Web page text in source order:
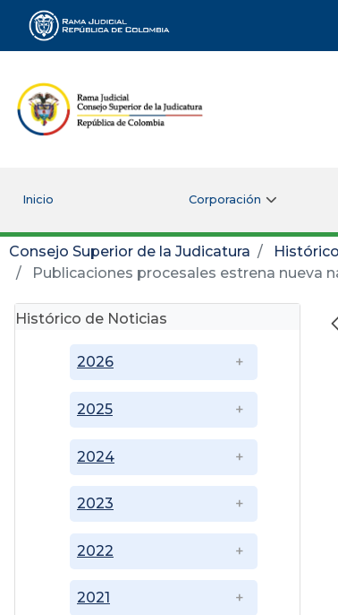
Rama Judicial
Inicio Corporación
Consejo Superior de la Judicatura
Publicaciones procesales estrena nueva
Histórico de Noticias
2021
2022
2023
2024
2025
2026